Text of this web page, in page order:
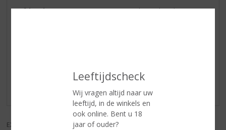
Leeftijdscheck
Wij vragen altijd naar uw
leeftijd, in de winkels en
ook online. Bent u 18
jaar of ouder?
Afdronk citrus en medium olieachtig
Schrijf een review
Er zijn nog geen reviews geplaatst voor dit product
EXCL. BTW INCL. BTW